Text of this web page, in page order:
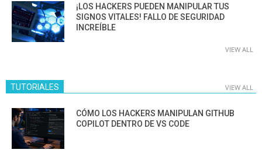
¡LOS HACKERS PUEDEN MANIPULAR TUS
SIGNOS VITALES! FALLO DE SEGURIDAD
INCREÍBLE
VIEW ALL
TUTORIALES VIEW ALL
CÓMO LOS HACKERS MANIPULAN GITHUB
COPILOT DENTRO DE VS CODE